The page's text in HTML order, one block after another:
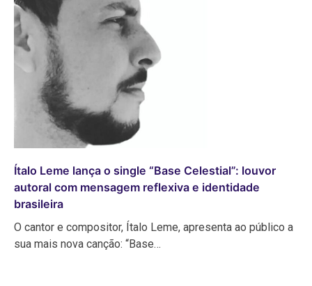
Ítalo Leme lança o single “Base Celestial”: louvor
autoral com mensagem reflexiva e identidade
brasileira
O cantor e compositor, Ítalo Leme, apresenta ao público a
sua mais nova canção: “Base…